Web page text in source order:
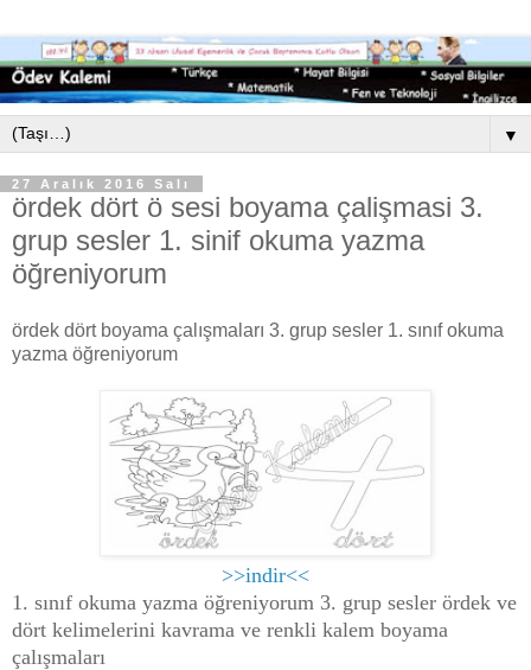
▼
27 Aralık 2016 Salı
ördek dört ö sesi boyama çalişmasi 3.
grup sesler 1. sinif okuma yazma
öğreniyorum
ördek dört boyama çalışmaları 3. grup sesler 1. sınıf okuma
yazma öğreniyorum
>>indir<<
1. sınıf okuma yazma öğreniyorum 3. grup sesler ördek ve
dört kelimelerini kavrama ve renkli kalem boyama
çalışmaları